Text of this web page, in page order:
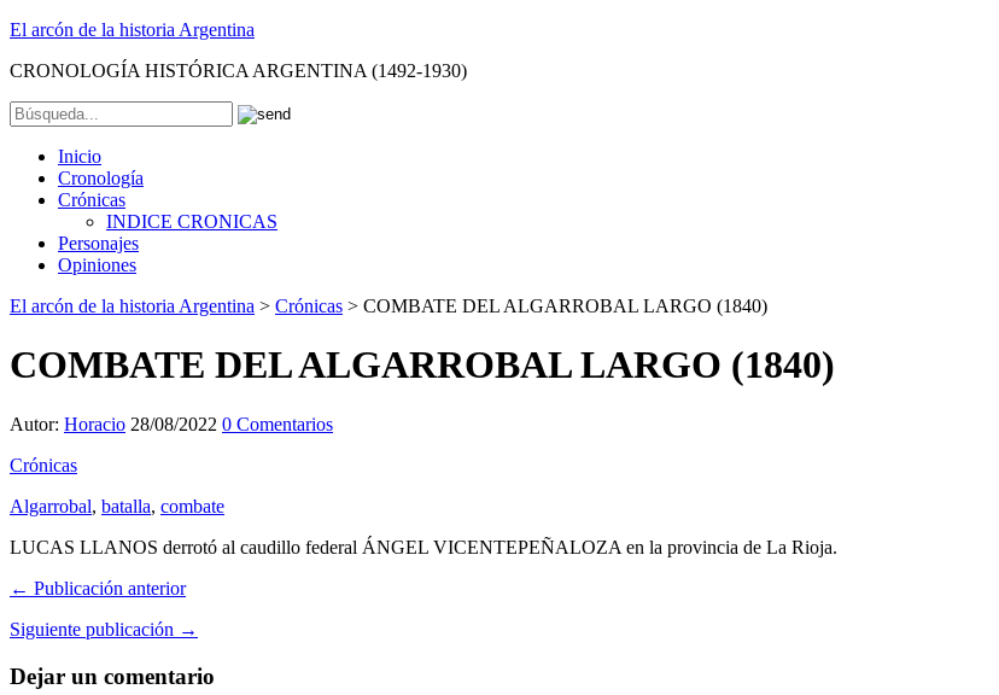
El arcón de la historia Argentina
CRONOLOGÍA HISTÓRICA ARGENTINA (1492-1930)
Inicio
Cronología
Crónicas
INDICE CRONICAS
Personajes
Opiniones
El arcón de la historia Argentina > Crónicas > COMBATE DEL ALGARROBAL LARGO (1840)
COMBATE DEL ALGARROBAL LARGO (1840)
Autor: Horacio 28/08/2022 0 Comentarios
Crónicas
Algarrobal, batalla, combate
LUCAS LLANOS derrotó al caudillo federal ÁNGEL VICENTEPEÑALOZA en la provincia de La Rioja.
← Publicación anterior
Siguiente publicación →
Dejar un comentario